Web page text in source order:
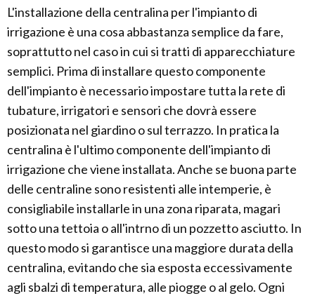
L'installazione della centralina per l'impianto di
irrigazione è una cosa abbastanza semplice da fare,
soprattutto nel caso in cui si tratti di apparecchiature
semplici. Prima di installare questo componente
dell'impianto è necessario impostare tutta la rete di
tubature, irrigatori e sensori che dovrà essere
posizionata nel giardino o sul terrazzo. In pratica la
centralina è l'ultimo componente dell'impianto di
irrigazione che viene installata. Anche se buona parte
delle centraline sono resistenti alle intemperie, è
consigliabile installarle in una zona riparata, magari
sotto una tettoia o all'intrno di un pozzetto asciutto. In
questo modo si garantisce una maggiore durata della
centralina, evitando che sia esposta eccessivamente
agli sbalzi di temperatura, alle piogge o al gelo. Ogni